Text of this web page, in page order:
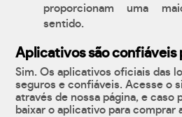
proporcionam uma
sentido.
Aplicativos são confiáveis
Sim. Os aplicativos oficiais das
seguros e confiáveis. Acesse o
através de nossa página, e caso
baixar o aplicativo para comprar